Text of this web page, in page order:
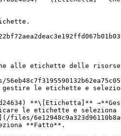
alle etichette delle
le etichette e
**\[Etichetta]**
le etichette e seleziona
**Fatto**.